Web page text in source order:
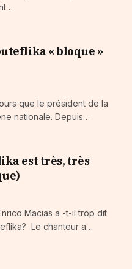
« bloque »
que le président de la
nationale. Depuis…
est très, très
Macias a -t-il trop dit
Le chanteur a…